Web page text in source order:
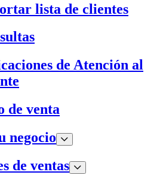
lista de clientes
de Atención al
de venta
negocio
de ventas